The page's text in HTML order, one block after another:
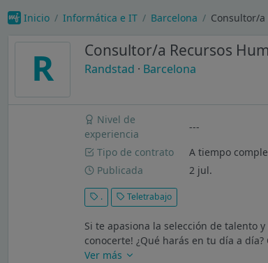
Inicio Informática e IT Barcelona Consultor/a
R Consultor/a Recursos
Randstad · Barcelona
Nivel de
experiencia
---
Tipo de contrato
A tiempo
Publicada
2 jul.
. Teletrabajo
Si te apasiona la selección de talento
conocerte! ¿Qué harás en tu día a
Ver más